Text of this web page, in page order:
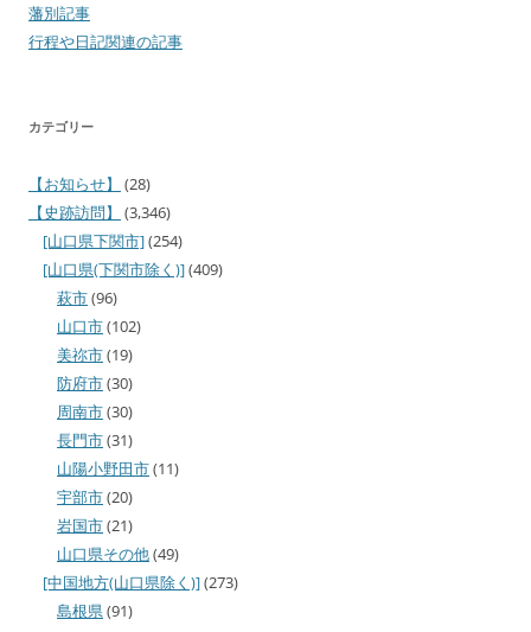
藩別記事
行程や日記関連の記事
カテゴリー
【お知らせ】
(28)
【史跡訪問】
(3,346)
[山口県下関市](254)
[山口県(下関市除く)](409)
萩市(96)
山口市(102)
美祢市(19)
防府市(30)
周南市(30)
長門市(31)
山陽小野田市(11)
宇部市(20)
岩国市(21)
山口県その他(49)
[中国地方(山口県除く)](273)
島根県(91)